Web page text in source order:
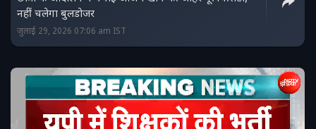
नहीं चलेगा बुलडोजर
जुलाई 29, 2026 07:06 am IST